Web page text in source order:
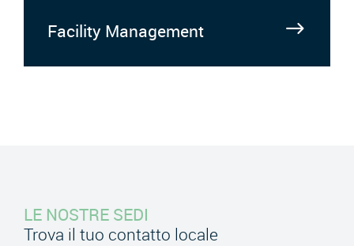
Facility Management
LE NOSTRE SEDI
Trova il tuo contatto locale